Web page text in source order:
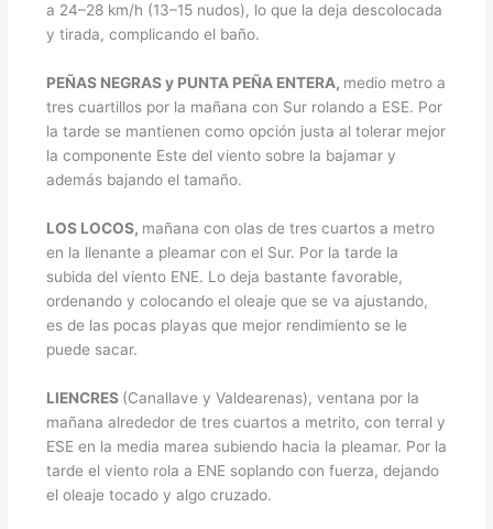
a 24–28 km/h (13–15 nudos), lo que la deja descolocada
y tirada, complicando el baño.
PEÑAS NEGRAS y PUNTA PEÑA ENTERA, medio metro a
tres cuartillos por la mañana con Sur rolando a ESE. Por
la tarde se mantienen como opción justa al tolerar mejor
la componente Este del viento sobre la bajamar y
además bajando el tamaño.
LOS LOCOS, mañana con olas de tres cuartos a metro
en la llenante a pleamar con el Sur. Por la tarde la
subida del viento ENE. Lo deja bastante favorable,
ordenando y colocando el oleaje que se va ajustando,
es de las pocas playas que mejor rendimiento se le
puede sacar.
LIENCRES (Canallave y Valdearenas), ventana por la
mañana alrededor de tres cuartos a metrito, con terral y
ESE en la media marea subiendo hacia la pleamar. Por la
tarde el viento rola a ENE soplando con fuerza, dejando
el oleaje tocado y algo cruzado.